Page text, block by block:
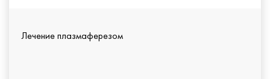
Лечение плазмаферезом